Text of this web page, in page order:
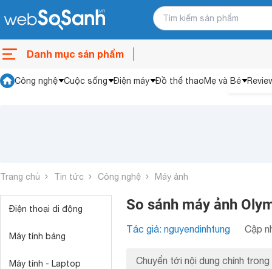
Danh mục sản phẩm
Công nghệ Cuộc sống Điện máy Đồ thể thaoMẹ và Bé
Trang chủ Tin tức Công nghệ Máy ảnh
Điện thoại di động
Máy tính bảng
Máy tính - Laptop
So sánh máy ảnh
Tác giả: nguyendinhtung Cập
Chuyển tới nội dung chính trong